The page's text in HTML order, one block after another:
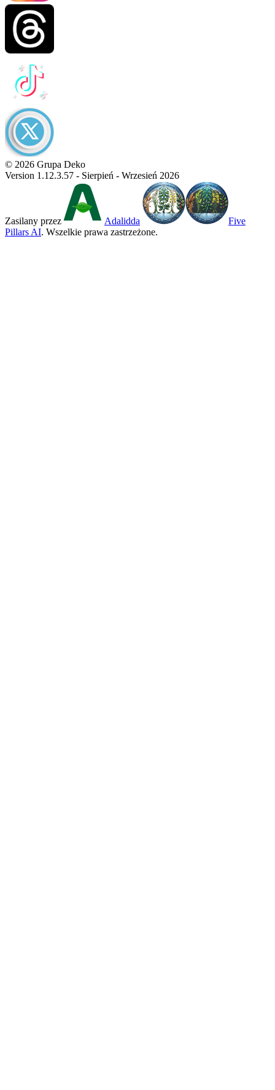
© 2026 Grupa Deko
Version 1.12.3.57 - Sierpień - Wrzesień 2026
Zasilany przez Adalidda
Five
Pillars AI. Wszelkie prawa zastrzeżone.